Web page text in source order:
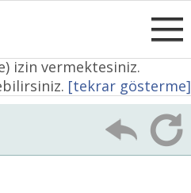
izin vermektesiniz.
[tekrar gösterme]